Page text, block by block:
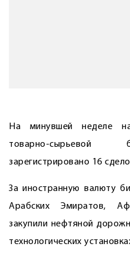
На минувшей неделе на
товарно-сырьевой
зарегистрировано 16
За иностранную валюту
Арабских Эмиратов,
закупили нефтяной
технологических